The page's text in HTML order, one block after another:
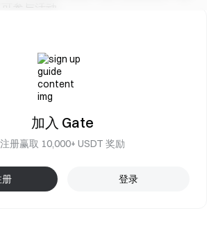
参与活动。
、机构、代理商账户不可参与本次活
与英文版本有任何差异，以英文版本为
活动有最终解释权。
他受限地区的使用者无法使用全部或部分
User Agreement
风险，谨慎交易。更多交易信息，请参
加入 Gate
注册赢取 10,000+ USDT 奖励
册 登录